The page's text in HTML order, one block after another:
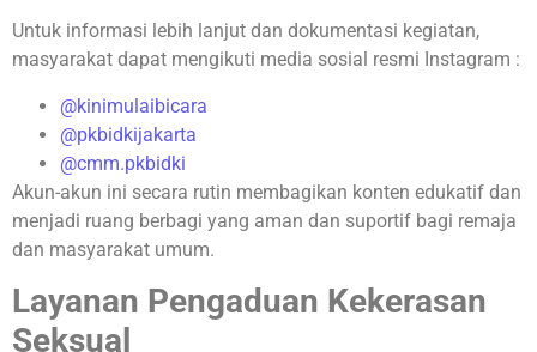
Untuk informasi lebih lanjut dan dokumentasi kegiatan,
masyarakat dapat mengikuti media sosial resmi Instagram :
@kinimulaibicara
@pkbidkijakarta
@cmm.pkbidki
Akun-akun ini secara rutin membagikan konten edukatif dan
menjadi ruang berbagi yang aman dan suportif bagi remaja
dan masyarakat umum.
Layanan Pengaduan Kekerasan
Seksual